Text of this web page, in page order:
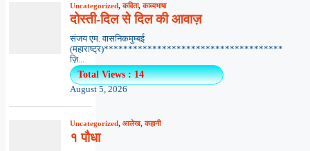
Uncategorized,कविता,काव्यभाषा
दोस्ती-दिल से दिल की आवाज़
संजय एम. वासनिकमुम्बई
(महाराष्ट्र)*************************************
ज़ि...
Total Views : 14
August 5, 2026
Uncategorized, आलेख,कहानी
१ पौधा